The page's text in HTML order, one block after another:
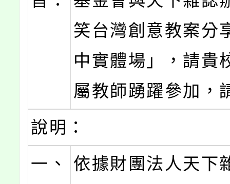
笑台灣創意教案分
中實體場」，請貴
屬教師踴躍參加，
說明：
一、
依據財團法人天下